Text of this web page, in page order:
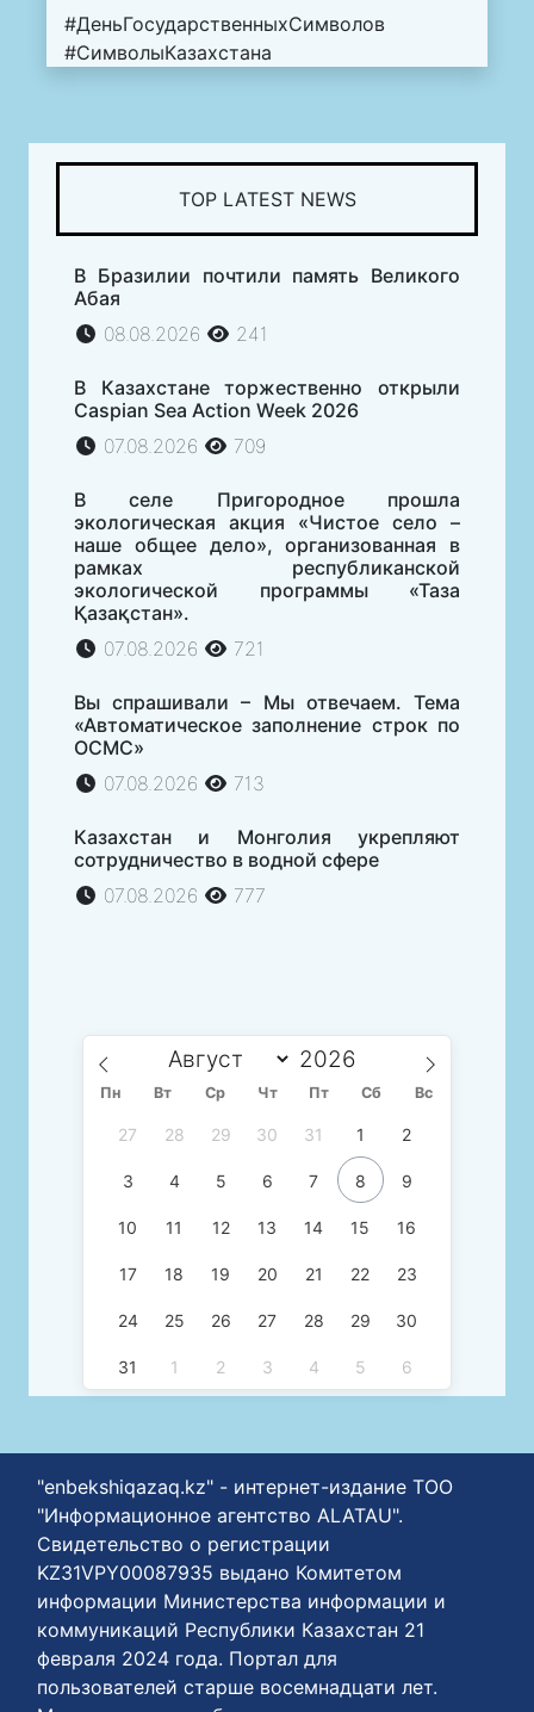
#ДеньГосударственныхСимволов
#СимволыКазахстана
TOP LATEST NEWS
В Бразилии почтили память Великого
Абая
08.08.2026
241
В Казахстане торжественно открыли
Caspian Sea Action Week 2026
07.08.2026
709
В селе Пригородное прошла
экологическая акция «Чистое село –
наше общее дело», организованная в
рамках республиканской
экологической программы «Таза
Қазақстан».
07.08.2026
721
Вы спрашивали – Мы отвечаем. Тема
«Автоматическое заполнение строк по
ОСМС»
07.08.2026
713
Казахстан и Монголия укрепляют
сотрудничество в водной сфере
07.08.2026
777
Пн Вт Ср Чт Пт Сб Вс
27 28 29 30 31 1 2
3 4 5 6 7 8 9
10 11 12 13 14 15 16
17 18 19 20 21 22 23
24 25 26 27 28 29 30
31 1 2 3 4 5 6
"enbekshiqazaq.kz" - интернет-издание ТОО
"Информационное агентство ALATAU".
Свидетельство о регистрации
KZ31VPY00087935 выдано Комитетом
информации Министерства информации и
коммуникаций Республики Казахстан 21
февраля 2024 года. Портал для
пользователей старше восемнадцати лет.